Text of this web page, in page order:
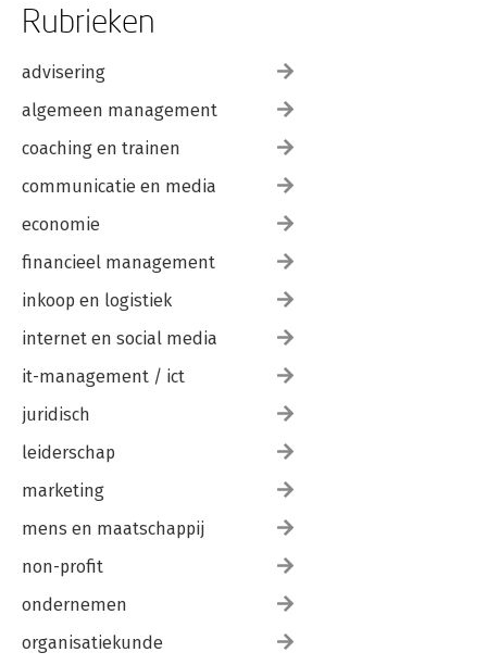
Rubrieken
advisering
algemeen management
coaching en trainen
communicatie en media
economie
financieel management
inkoop en logistiek
internet en social media
it-management / ict
juridisch
leiderschap
marketing
mens en maatschappij
non-profit
ondernemen
organisatiekunde